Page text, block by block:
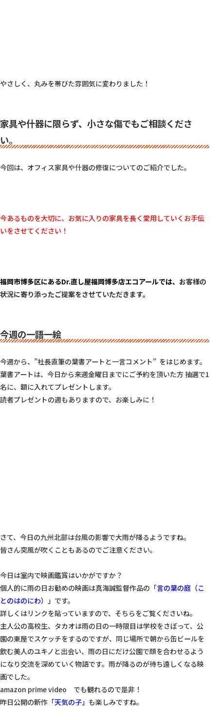
やさしく、丸みを帯びた雰囲気に変わりました！
家具や什器に限らず、小さな傷でもご相談くださ
い。
今回は、オフィス家具や什器の修復についてのご紹介でした。
今あるものを大切に、お気に入りの家具を長く愛用していくお手伝
いをさせてください！
福岡市博多区にあるDr.直し屋福岡博多店エコアールでは、 お客様の
状況に寄り添ったご提案をさせていただきます。
今週の一語一絵
今週から、”社長直筆の葉書アートと一言コメント”  をはじめます。
葉書アートは、今日から来週金曜日までにご予約を頂いた方 抽選で1
名に、額に入れてプレゼントします。
読者プレゼントの週もありますので、お楽しみに！
さて、今日の九州北部は台風の影響で大雨が降るようですね。
皆さん突風が吹くこともあるのでご注意ください。
今日は室内で映画鑑賞はいかがですか？
個人的に雨の日お勧めの映画は真海誠監督作品の 「言の葉の庭（こ
とのはのにわ）」 です。
詳しくはリンクを貼っていますので、そちらをご覧くださいね。
主人公の高校生、タカオは雨の日の一時限目は学校をさぼって、公
園の東屋でスケッチをするのですが、同じ場所で朝から缶ビールを
飲む美人のユキノと出会い、雨の日にだけ公園で顔を合わせるよう
になり交流を深めていく物語です。雨が降るのが待ち遠しくなる映
画でした。
amazon prime video　でも観れるので是非！
昨日公開の新作 「天気の子」 も楽しみですね。